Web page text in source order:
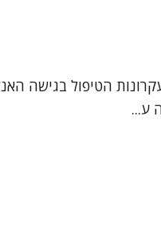
הטיפול בגישה
ע...